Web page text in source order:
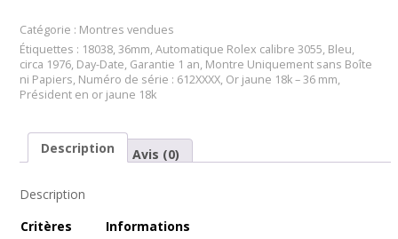
Catégorie : Montres vendues
Étiquettes : 18038, 36mm, Automatique Rolex calibre 3055, Bleu,
circa 1976, Day-Date, Garantie 1 an, Montre Uniquement sans Boîte
ni Papiers, Numéro de série : 612XXXX, Or jaune 18k – 36 mm,
Président en or jaune 18k
Description Avis (0)
Description
Critères
Informations